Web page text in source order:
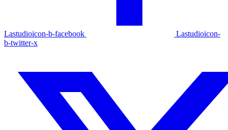
Lastudioicon-b-facebook
Lastudioicon-
b-twitter-x